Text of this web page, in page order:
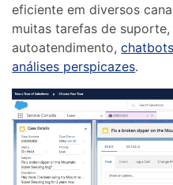
eficiente em diversos
muitas tarefas de
autoatendimento,
análises perspicazes.